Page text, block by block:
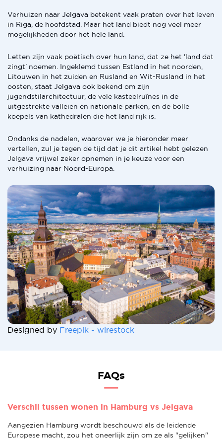
Verhuizen naar Jelgava betekent vaak praten over het leven
in Riga, de hoofdstad. Maar het land biedt nog veel meer
mogelijkheden door het hele land.
Letten zijn vaak poëtisch over hun land, dat ze het 'land dat
zingt' noemen. Ingeklemd tussen Estland in het noorden,
Litouwen in het zuiden en Rusland en Wit-Rusland in het
oosten, staat Jelgava ook bekend om zijn
jugendstilarchitectuur, de vele kasteelruïnes in de
uitgestrekte valleien en nationale parken, en de bolle
koepels van kathedralen die het land rijk is.
Ondanks de nadelen, waarover we je hieronder meer
vertellen, zul je tegen de tijd dat je dit artikel hebt gelezen
Jelgava vrijwel zeker opnemen in je keuze voor een
verhuizing naar Noord-Europa.
Designed by Freepik - wirestock
FAQs
Verschil tussen wonen in Hamburg vs Jelgava
Aangezien Hamburg wordt beschouwd als de leidende
Europese macht, zou het oneerlijk zijn om ze als "gelijken"